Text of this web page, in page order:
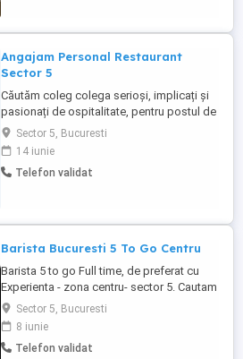
Angajam Personal Restaurant
Sector 5
Căutăm coleg colega serioși, implicați și
pasionați de ospitalitate, pentru postul de
OSPĂTAR cu zâmbetul la purtător,
comunicativ și organizat Oferim: Program
stabil și corect Salarii atractive + tips
Mediu de lucru civilizat și respectuos
Sector 5, Bucuresti
14 iunie
Telefon validat
Barista Bucuresti 5 To Go Centru
Barista 5 to go Full time, de preferat cu
Experienta - zona centru- sector 5. Cautam
coleg colega cu super energie de la prima
ora a diminetii, caruia ii place cafeaua si
sa interactioneze cu oamenii. Ne dorim o
colaborare pe o perioada cat mai lunga.
Sector 5, Bucuresti
8 iunie
Telefon validat